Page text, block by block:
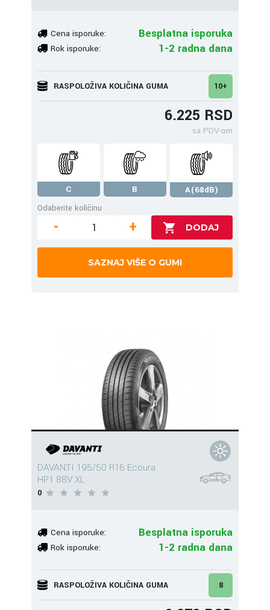
Cena isporuke: Besplatna isporuka
Rok isporuke: 1-2 radna dana
RASPOLOŽIVA KOLIČINA GUMA 10+
6.225 RSD
sa PDV-om
C B
A(68dB)
Odaberite količinu
- +
SAZNAJ VIŠE O GUMI
DAVANTI 195/50 R16 Ecoura
HP1 88V XL
0
Cena isporuke: Besplatna isporuka
Rok isporuke: 1-2 radna dana
RASPOLOŽIVA KOLIČINA GUMA 8